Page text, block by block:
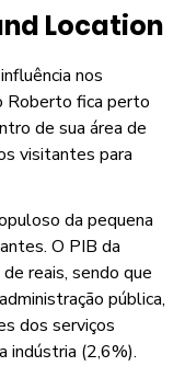
Location
nos
Roberto fica perto
de sua área de
visitantes para
da pequena
O PIB da
reais, sendo que
pública,
dos serviços
indústria (2,6%).